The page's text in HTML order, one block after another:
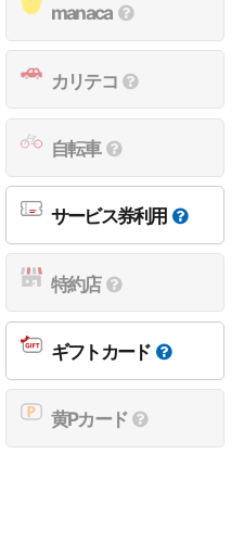
manaca
カリテコ
自転車
サービス券利用
特約店
ギフトカード
黄Pカード